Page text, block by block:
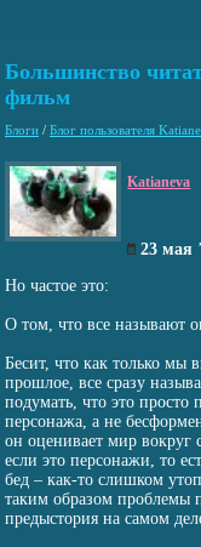
Большинство
фильм
Блоги / Блог пользователя
Katianeva
23 мая
Но частое это:
О том, что все называют
Бесит, что как только мы
прошлое, все сразу
подумать, что это
персонажа, а не
он оценивает мир вокруг
если это персонажи, то
бед – как-то слишком
таким образом проблемы
предыстория на самом